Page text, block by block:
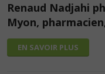
Renaud Nadjahi
Myon,
EN SAVOIR PLUS